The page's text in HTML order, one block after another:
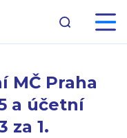
MČ Praha
a účetní
za 1.